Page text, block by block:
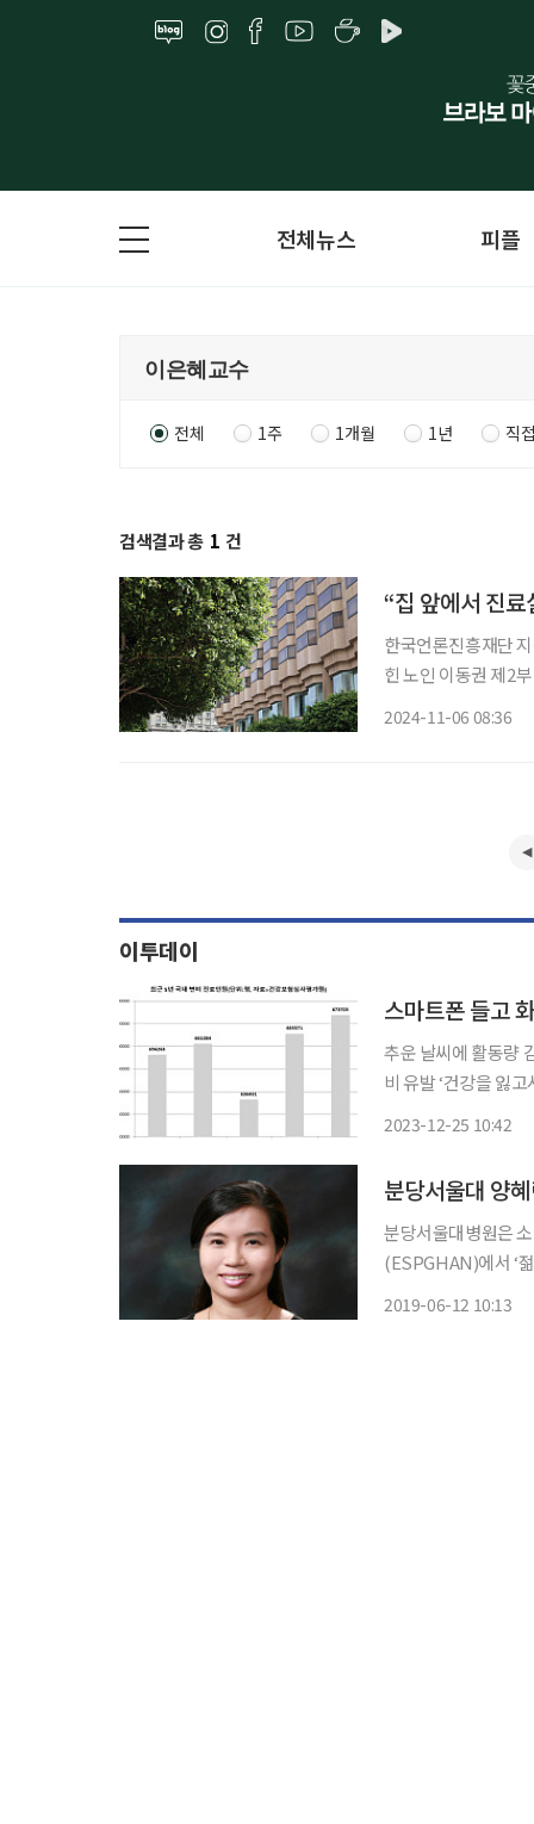
전체뉴스 피플
전체 1주 1개월 1년 직
검색결과 총 1 건
“집 앞에서 진
한국언론진흥재단
힌 노인 이동권 제2
2024-11-06 08:36
이투데이
스마트폰 들고
추운 날씨에 활동량
비 유발 ‘건강을 잃고서야 비로소 건강의 소중함을 안다’라는 말이 있습니다. 행복하고 건강하
2023-12-25 10:42
분당서울대병원은
(ESPGHAN)에서 ‘
2019-06-12 10:13